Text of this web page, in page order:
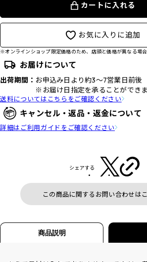
カートに入れる
お気に入りに追加
※オンラインショップ限定価格のため、店頭と価格が異なる場合
お届けについて
出荷期間： お申込み日より約3～7営業日前後
※お届け日指定を承ることができ
送料についてはこちらをご確認ください
キャンセル・返品・返金について
詳細はご利用ガイドをご確認ください
シェアする
この商品に関するお問い合わせは
商品説明